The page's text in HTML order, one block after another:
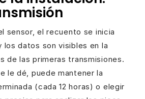
sensor, el recuento se inicia
los datos son visibles en la
de las primeras transmisiones.
le dé, puede mantener la
(cada 12 horas) o elegir